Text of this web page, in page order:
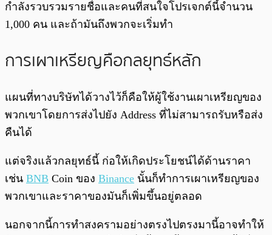
กำลังรวบรวมรายชื่อและคนที่สนใจโปรเจกต์นี้จำนวน
1,000 คน และถ้ามันถึงพวกจะเริ่มทำ
การเผาเหรียญคือกลยุทธ์หลัก
แผนที่ทางบริษัทได้วางไว้ก็คือให้ผู้ใช้งานเผาเหรียญของ
พวกเขาโดยการส่งไปยัง Address ที่ไม่สามารถรับหรือส่ง
คืนได้
แต่จริงแล้วกลยุทธ์นี้ ก่อให้เกิดประโยชน์ได้ด้านราคา
เช่น BNB Coin ของ Binance นั้นก็ทำการเผาเหรียญของ
พวกเขาและราคาของมันก็เพิ่มขึ้นอยู่ตลอด
นอกจากนี้การทำสงครามอย่างตรงไปตรงมานี้อาจทำให้